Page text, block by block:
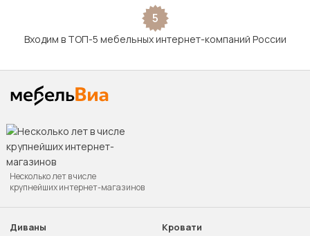
5
Входим в ТОП-5 мебельных интернет-компаний России
Несколько лет в числе
крупнейших интернет-магазинов
Диваны
Кровати